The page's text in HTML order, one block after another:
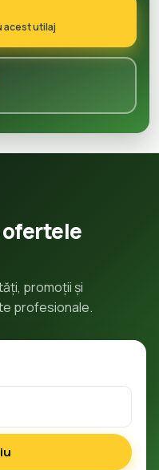
acest utilaj
ofertele
promoții și
profesionale.